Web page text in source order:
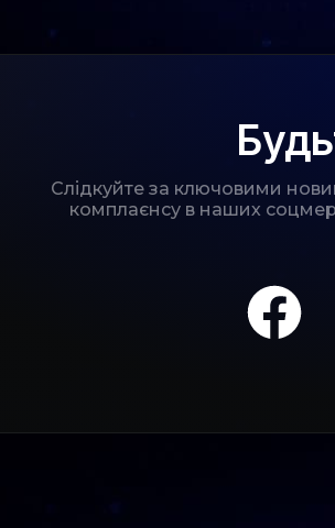
Слідкуйте за ключовими
комплаєнсу в наших